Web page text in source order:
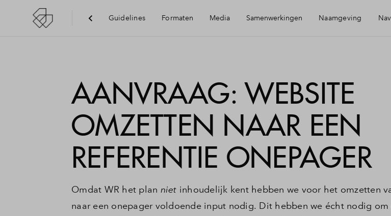
Guidelines Formaten Media
Plattegronden
Logo
Samenwerkingen
Fotografen
Video
Naamgeving
AANVRAAG: WEBSITE
OMZETTEN NAAR EEN
REFERENTIE ONEPAGER
Omdat WR het plan niet inhoudelijk kent hebben we voor het omzetten
naar een onepager voldoende input nodig. Dit hebben we écht nodig om